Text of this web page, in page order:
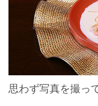
思わず写真を撮っ